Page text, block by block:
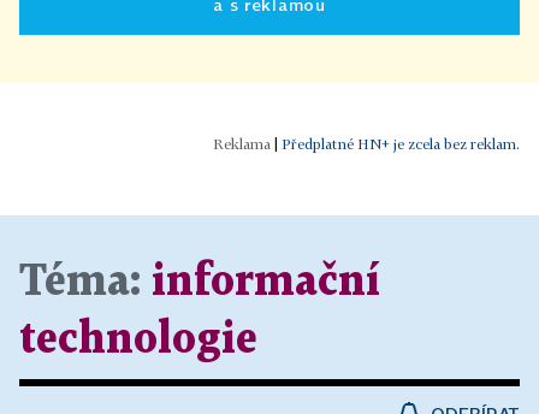
a s reklamou
Předplatné HN+ je zcela bez reklam.
Téma: informační
technologie